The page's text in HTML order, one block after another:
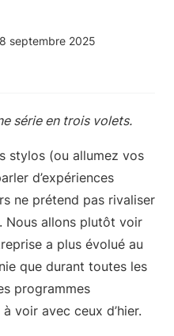
septembre 2025
série en trois volets.
stylos (ou allumez vos
d’expériences
ne prétend pas rivaliser
Nous allons plutôt voir
a plus évolué au
que durant toutes les
programmes
à voir avec ceux d’hier.